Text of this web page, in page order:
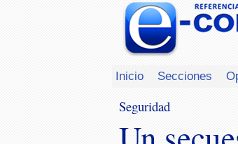
Inicio Secciones
Seguridad